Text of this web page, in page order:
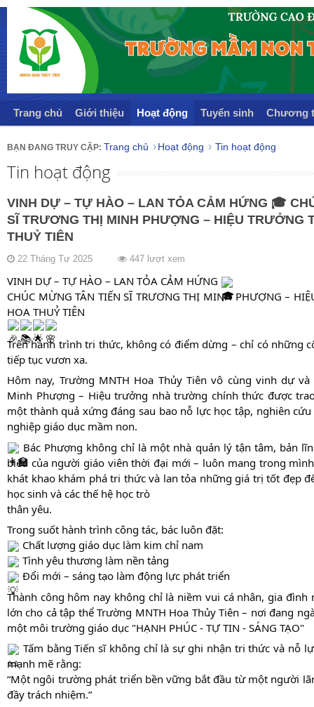
Trang chủ Giới thiệu Hoạt động Tuyển sinh Chương
Trang chủ Hoạt động Tin hoạt động
Tin hoạt động
VINH DỰ – TỰ HÀO – LAN TỎA CẢM HỨNG 🎓
SĨ TRƯƠNG THỊ MINH PHƯỢNG – HIỆU TRƯỞNG
THUỶ TIÊN
22 Tháng Tư 2025 447 lượt xem
VINH DỰ – TỰ HÀO – LAN TỎA CẢM HỨNG
CHÚC MỪNG TÂN TIẾN SĨ TRƯƠNG THỊ MINH PHƯỢNG –
HOA THUỶ TIÊN
Trên hành trình tri thức, không có điểm dừng – chỉ có những
tiếp tục vươn xa.
Hôm nay, Trường MNTH Hoa Thủy Tiên vô cùng vinh dự
Minh Phượng – Hiệu trưởng nhà trường chính thức được
một thành quả xứng đáng sau bao nỗ lực học tập, nghiên
nghiệp giáo dục mầm non.
Bác Phượng không chỉ là một nhà quản lý tận tâm, bản
biểu của người giáo viên thời đại mới – luôn mang trong
khát khao khám phá tri thức và lan tỏa những giá trị tốt đẹp
học sinh và các thế hệ học trò
thân yêu.
Trong suốt hành trình công tác, bác luôn đặt:
Chất lượng giáo dục làm kim chỉ nam
Tình yêu thương làm nền tảng
Đổi mới – sáng tạo làm động lực phát triển
Thành công hôm nay không chỉ là niềm vui cá nhân, gia đình
lớn cho cả tập thể Trường MNTH Hoa Thủy Tiên – nơi đang
một môi trường giáo dục "HẠNH PHÚC - TỰ TIN - SÁNG TẠO"
Tấm bằng Tiến sĩ không chỉ là sự ghi nhận tri thức và nỗ
mạnh mẽ rằng:
“Một ngôi trường phát triển bền vững bắt đầu từ một người
đầy trách nhiệm.”